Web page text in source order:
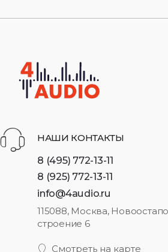
НАШИ КОНТАКТЫ
8 (495) 772-13-11
8 (925) 772-13-11
info@4audio.ru
115088, Москва,
строение 6
Смотреть на карте